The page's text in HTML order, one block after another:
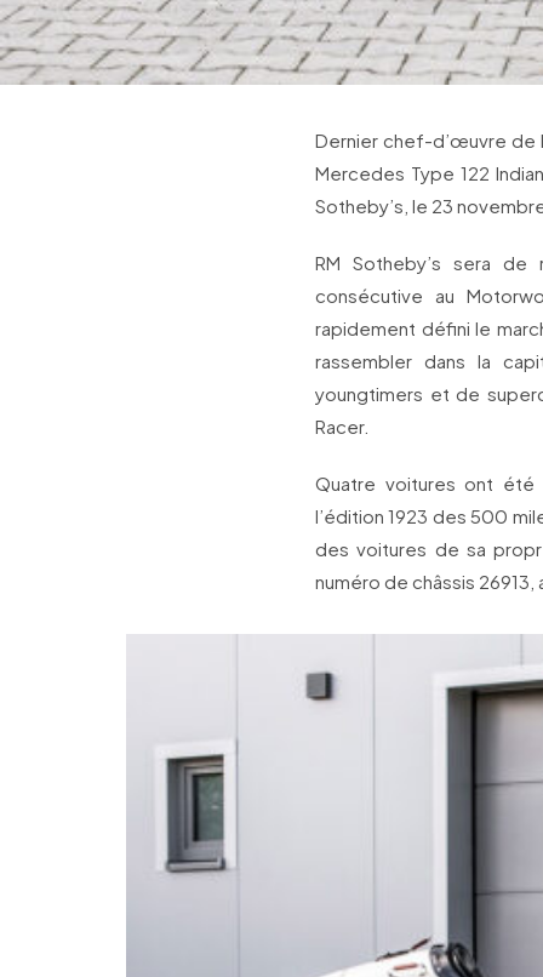
Dernier chef-d’œuvre de
Mercedes Type 122
Sotheby’s, le 23
RM Sotheby’s sera
consécutive au
rapidement défini le
rassembler dans la
youngtimers et de
Racer.
Quatre voitures ont été
l’édition 1923 des 500
des voitures de sa
numéro de châssis